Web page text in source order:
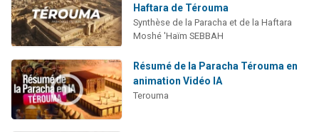
Haftara de Térouma
Synthèse de la Paracha et de la Haftara
Moshé 'Haïm SEBBAH
Résumé de la Paracha Térouma en
animation Vidéo IA
Terouma